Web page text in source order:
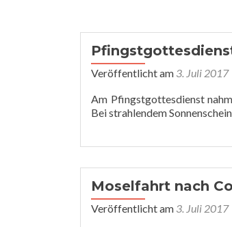
Veröffentlicht am 3. Juli 2017
Am Pfingstgottesdienst
Bei strahlendem
Moselfahrt nach
Veröffentlicht am 3. Juli 2017